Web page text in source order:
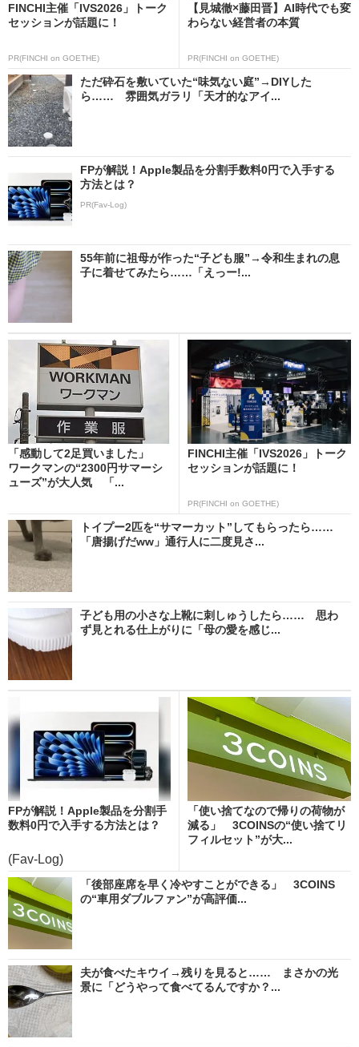
FINCHI主催「IVS2026」トーク
セッションが話題に！
PR(FINCHI on GOETHE)
【見城徹×藤田晋】AI時代でも変
わらない経営者の本質
PR(FINCHI on GOETHE)
ただ砕石を敷いていた“味気ない庭”→DIYした
ら…… 雰囲気ガラリ「天才的なアイ...
FPが解説！Apple製品を分割手数料0円で入手する
方法とは？
PR(Fav-Log)
55年前に祖母が作った“子ども服”→令和生まれの息
子に着せてみたら……「えっー!...
「感動して2足買いました」
ワークマンの“2300円サマーシ
ューズ”が大人気 「...
FINCHI主催「IVS2026」トーク
セッションが話題に！
PR(FINCHI on GOETHE)
トイプー2匹を“サマーカット”してもらったら……
「唐揚げだww」通行人に二度見さ...
子ども用の小さな上靴に刺しゅうしたら…… 思わ
ず見とれる仕上がりに「母の愛を感じ...
FPが解説！Apple製品を分割手
数料0円で入手する方法とは？
(Fav-Log)
「使い捨てなので帰りの荷物が
減る」 3COINSの“使い捨てリ
フィルセット”が大...
「後部座席を早く冷やすことができる」 3COINS
の“車用ダブルファン”が高評価...
夫が食べたキウイ→残りを見ると…… まさかの光
景に「どうやって食べてるんですか？...